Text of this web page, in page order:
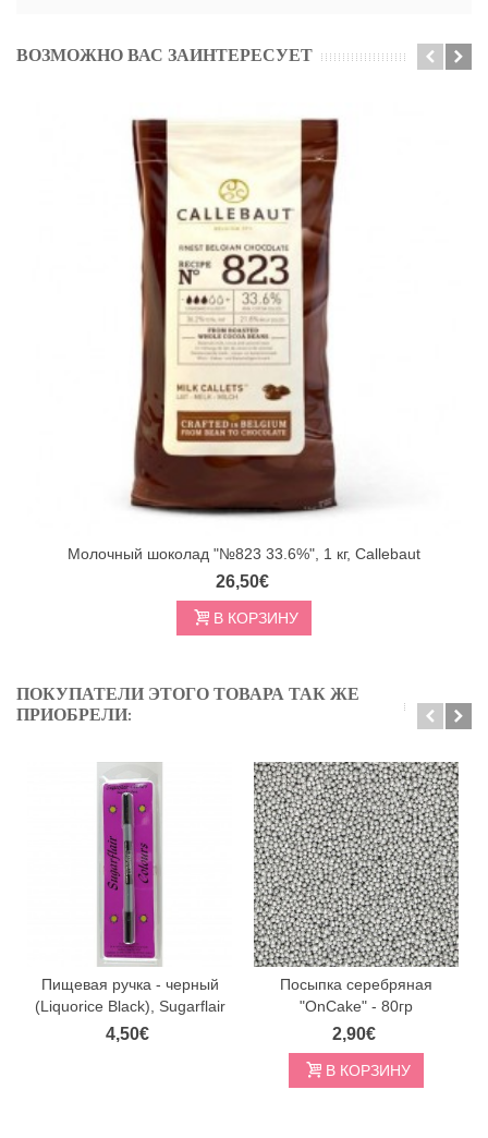
ВОЗМОЖНО ВАС ЗАИНТЕРЕСУЕТ
Молочный шоколад "№823 33.6%", 1 кг, Callebaut
26,50€
В КОРЗИНУ
ПОКУПАТЕЛИ ЭТОГО ТОВАРА ТАК ЖЕ
ПРИОБРЕЛИ:
Пищевая ручка - черный
(Liquorice Black), Sugarflair
4,50€
Посыпка серебряная
"OnCake" - 80гр
2,90€
В КОРЗИНУ